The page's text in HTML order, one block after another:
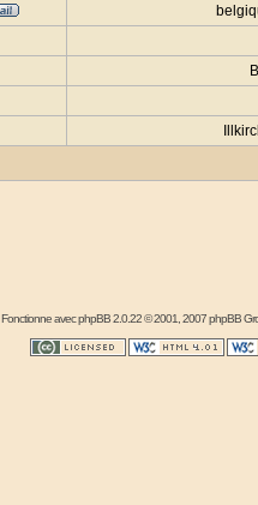
Fonctionne avecphpBB2.0.22 © 2001, 2007 phpBB